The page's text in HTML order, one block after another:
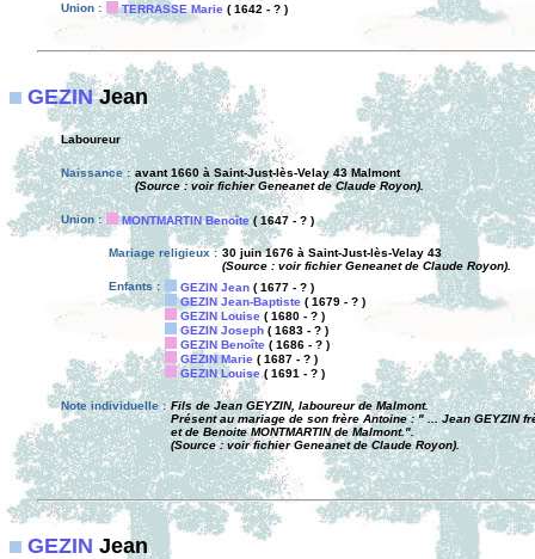
Union : TERRASSE Marie ( 1642 - ? )
GEZINJean
Laboureur
Naissance : avant 1660 à Saint-Just-lès-Velay 43 Malmont
(Source : voir fichier Geneanet de Claude Royon).
Union : MONTMARTIN Benoîte( 1647 - ? )
Mariage religieux : 30 juin 1676 à Saint-Just-lès-Velay 43
(Source : voir fichier Geneanet de Claude Royon).
Enfants :
GEZIN Jean ( 1677 - ? )
GEZIN Jean-Baptiste ( 1679 - ? )
GEZIN Louise ( 1680 - ? )
GEZIN Joseph ( 1683 - ? )
GEZIN Benoîte ( 1686 - ? )
GEZIN Marie ( 1687 - ? )
GEZIN Louise( 1691 - ? )
Note individuelle : Fils de Jean GEYZIN, laboureur de Malmont.
Présent au mariage de son frère Antoine : " ... Jean GEYZIN
et de Benoite MONTMARTIN de Malmont.".
(Source : voir fichier Geneanet de Claude Royon).
GEZIN Jean